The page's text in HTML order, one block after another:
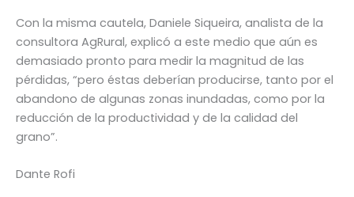
Con la misma cautela, Daniele Siqueira, analista de la
consultora AgRural, explicó a este medio que aún es
demasiado pronto para medir la magnitud de las
pérdidas, “pero éstas deberían producirse, tanto por el
abandono de algunas zonas inundadas, como por la
reducción de la productividad y de la calidad del
grano”.
Dante Rofi